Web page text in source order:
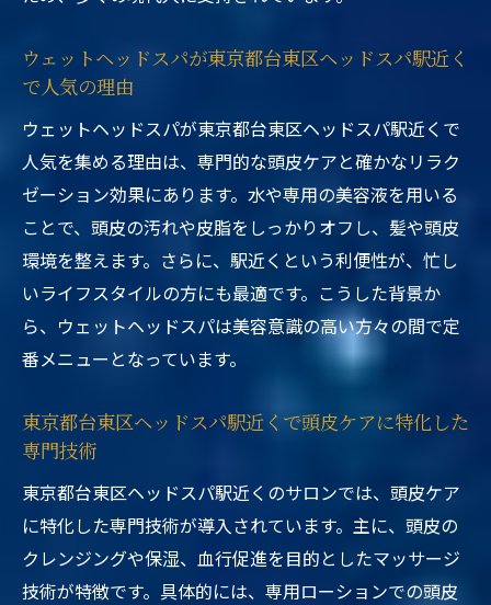
ウェットヘッドスパが東京都台東区ヘッドスパ駅近く
で人気の理由
ウェットヘッドスパが東京都台東区ヘッドスパ駅近くで
人気を集める理由は、専門的な頭皮ケアと確かなリラク
ゼーション効果にあります。水や専用の美容液を用いる
ことで、頭皮の汚れや皮脂をしっかりオフし、髪や頭皮
環境を整えます。さらに、駅近くという利便性が、忙し
いライフスタイルの方にも最適です。こうした背景か
ら、ウェットヘッドスパは美容意識の高い方々の間で定
番メニューとなっています。
東京都台東区ヘッドスパ駅近くで頭皮ケアに特化した
専門技術
東京都台東区ヘッドスパ駅近くのサロンでは、頭皮ケア
に特化した専門技術が導入されています。主に、頭皮の
クレンジングや保湿、血行促進を目的としたマッサージ
技術が特徴です。具体的には、専用ローションでの頭皮